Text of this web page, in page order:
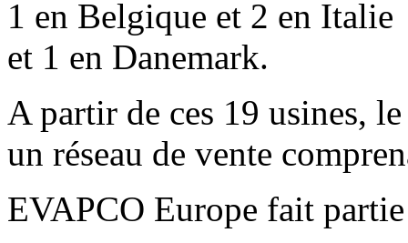
1 en Belgique et 2 en Italie
et 1 en Danemark.
A partir de ces 19 usines,
un réseau de vente
EVAPCO Europe fait